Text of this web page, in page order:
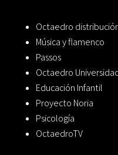
Octaedro
Música y flamenco
Passos
Octaedro
Educación Infantil
Proyecto Noria
Psicología
OctaedroTV